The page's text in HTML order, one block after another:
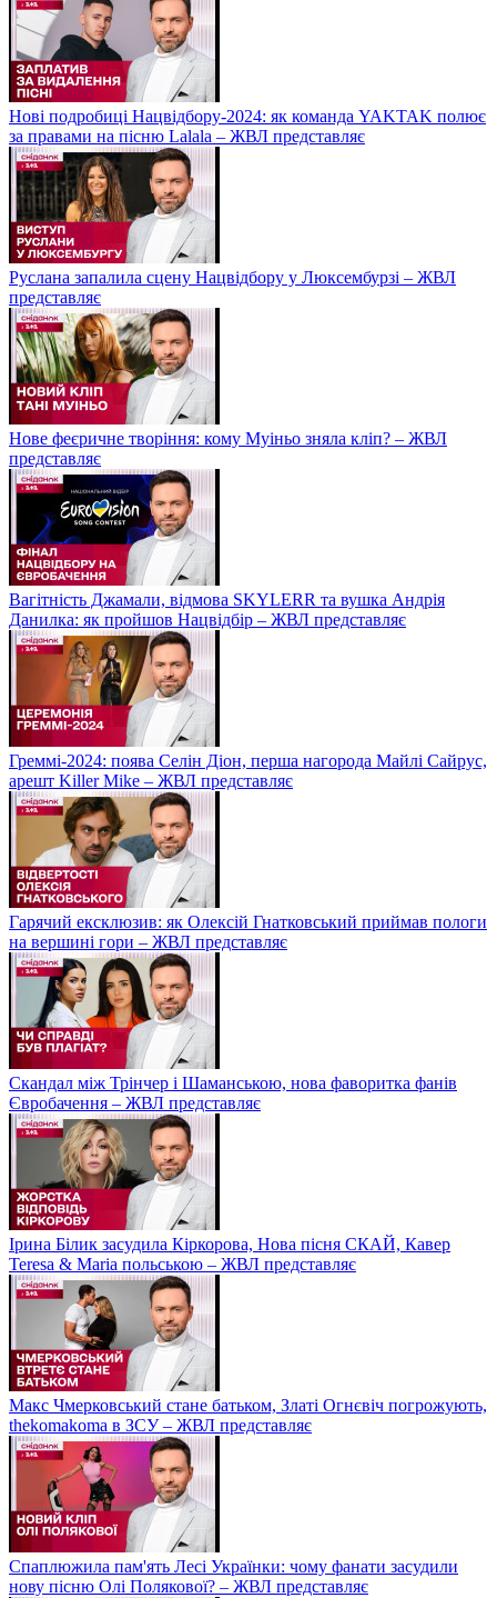
Нові подробиці Нацвідбору-2024: як команда YAKTAK полює
за правами на пісню Lalala – ЖВЛ представляє
Руслана запалила сцену Нацвідбору у Люксембурзі – ЖВЛ
представляє
Нове феєричне творіння: кому Муіньо зняла кліп? – ЖВЛ
представляє
Вагітність Джамали, відмова SKYLERR та вушка Андрія
Данилка: як пройшов Нацвідбір – ЖВЛ представляє
Греммі-2024: поява Селін Діон, перша нагорода Майлі Сайрус,
арешт Killer Mike – ЖВЛ представляє
Гарячий ексклюзив: як Олексій Гнатковський приймав пологи
на вершині гори – ЖВЛ представляє
Скандал між Трінчер і Шаманською, нова фаворитка фанів
Євробачення – ЖВЛ представляє
Ірина Білик засудила Кіркорова, Нова пісня СКАЙ, Кавер
Teresa & Maria польською – ЖВЛ представляє
Макс Чмерковський стане батьком, Златі Огнєвіч погрожують,
thekomakoma в ЗСУ – ЖВЛ представляє
Спаплюжила пам'ять Лесі Українки: чому фанати засудили
нову пісню Олі Полякової? – ЖВЛ представляє